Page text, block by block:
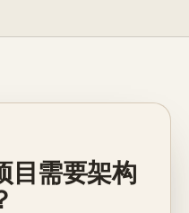
目需要架构